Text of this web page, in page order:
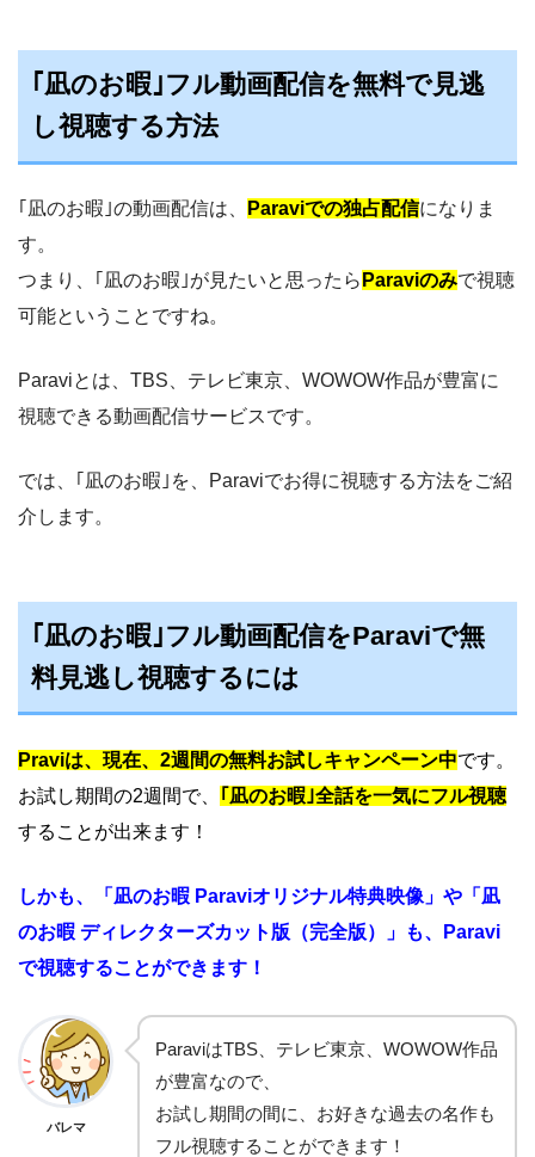
｢凪のお暇｣フル動画配信を無料で見逃
し視聴する方法
｢凪のお暇｣の動画配信は、 Paraviでの独占配信になりま
す。
つまり、｢凪のお暇｣が見たいと思ったら Paraviのみで視聴
可能ということですね。
Paraviとは、TBS、テレビ東京、WOWOW作品が豊富に
視聴できる動画配信サービスです。
では、｢凪のお暇｣を、Paraviでお得に視聴する方法をご紹
介します。
｢凪のお暇｣フル動画配信をParaviで無
料見逃し視聴するには
Praviは、現在、2週間の無料お試しキャンペーン中です。
お試し期間の2週間で、
｢凪のお暇｣全話を一気にフル視聴
することが出来ます！
しかも、「凪のお暇 Paraviオリジナル特典映像」や「凪
のお暇 ディレクターズカット版（完全版）」も、
Paravi
で視聴することができます！
バレマ
ParaviはTBS、テレビ東京、WOWOW作品
が豊富なので、
お試し期間の間に、お好きな過去の名作も
フル視聴することができます！